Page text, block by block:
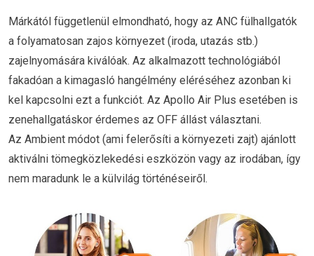
Márkától függetlenül elmondható, hogy az ANC fülhallgatók
a folyamatosan zajos környezet (iroda, utazás stb.)
zajelnyomására kiválóak. Az alkalmazott technológiából
fakadóan a kimagasló hangélmény eléréséhez azonban ki
kel kapcsolni ezt a funkciót. Az Apollo Air Plus esetében is
zenehallgatáskor érdemes az OFF állást választani.
Az Ambient módot (ami felerősíti a környezeti zajt) ajánlott
aktiválni tömegközlekedési eszközön vagy az irodában, így
nem maradunk le a külvilág történéseiről.